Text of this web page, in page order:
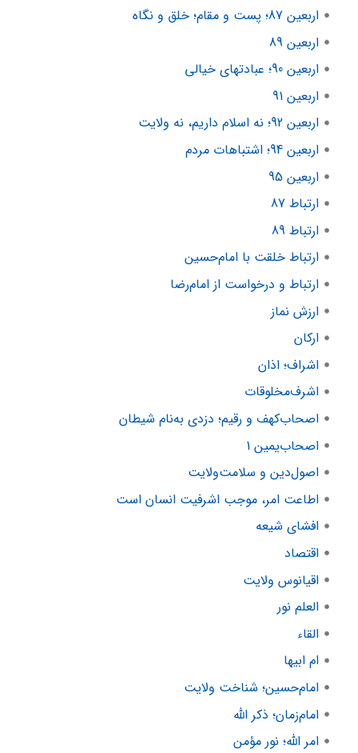
اربعین 87؛ پست و مقام؛ خلق و نگاه
اربعین 89
اربعین 90؛ عبادتهای خیالی
اربعین 91
اربعین 92؛ نه اسلام داریم، نه ولایت
اربعین 94؛ اشتباهات مردم
اربعین 95
ارتباط 87
ارتباط 89
ارتباط خلقت با امام‌حسین
ارتباط و درخواست از امام‌رضا
ارزش نماز
ارکان
اشراف؛ اذان
اشرف‌مخلوقات
اصحاب‌کهف و رقیم؛ دزدی به‌نام شیطان
اصحاب‌یمین 1
اصول‌دین و سلامت‌ولایت
اطاعت امر، موجب اشرفیت انسان است
افشای شیعه
اقتصاد
اقیانوس ولایت
العلم نور
القاء
ام ابیها
امام‌حسین؛ شناخت ولایت
امام‌زمان؛ ذکر الله
امر الله؛ نور مؤمن